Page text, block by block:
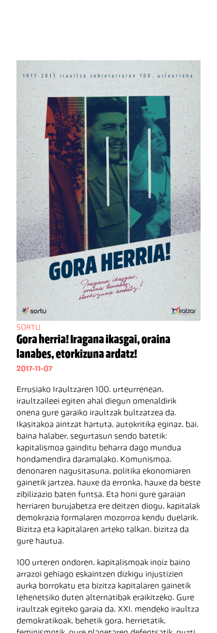
SORTU
Gora herria! Iragana ikasgai, oraina
lanabes, etorkizuna ardatz!
2017-11-07
Errusiako Iraultzaren 100. urteurrenean,
iraultzaileei egiten ahal diegun omenaldirik
onena gure garaiko iraultzak bultzatzea da.
Ikasitakoa aintzat hartuta, autokritika eginaz, bai,
baina halaber, segurtasun sendo batetik:
kapitalismoa gainditu beharra dago mundua
hondamendira daramalako. Komunismoa,
denonaren nagusitasuna, politika ekonomiaren
gainetik jartzea, hauxe da erronka, hauxe da beste
zibilizazio baten funtsa. Eta honi gure garaian
herriaren burujabetza ere deitzen diogu, kapitalak
demokrazia formalaren mozorroa kendu duelarik.
Bizitza eta kapitalaren arteko talkan, bizitza da
gure hautua.
100 urteren ondoren, kapitalismoak inoiz baino
arrazoi gehiago eskaintzen dizkigu injustizien
aurka borrokatu eta bizitza kapitalaren gainetik
lehenetsiko duten alternatibak eraikitzeko. Gure
iraultzak egiteko garaia da, XXI. mendeko iraultza
demokratikoak, behetik gora, herrietatik,